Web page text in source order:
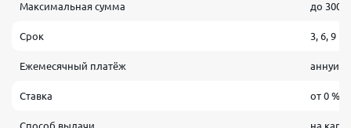
Максимальная сумма до 300
Срок 3, 6, 9
Ежемесячный платёж
Ставка от 0 %
Способ выдачи на